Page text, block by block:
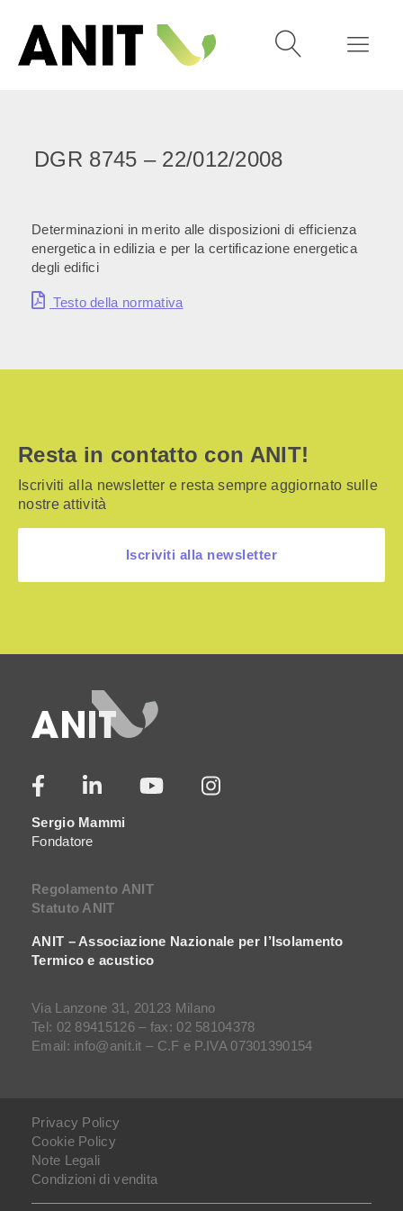
DGR 8745 – 22/012/2008
Determinazioni in merito alle disposizioni di efficienza
energetica in edilizia e per la certificazione energetica
degli edifici
Testo della normativa
Resta in contatto con ANIT!
Iscriviti alla newsletter e resta sempre aggiornato sulle
nostre attività
Iscriviti alla newsletter
Sergio Mammi
Fondatore
Regolamento ANIT
Statuto ANIT
ANIT – Associazione Nazionale per l’Isolamento
Termico e acustico
Via Lanzone 31, 20123 Milano
Tel: 02 89415126 – fax: 02 58104378
Email: info@anit.it – C.F e P.IVA 07301390154
Privacy Policy
Cookie Policy
Note Legali
Condizioni di vendita